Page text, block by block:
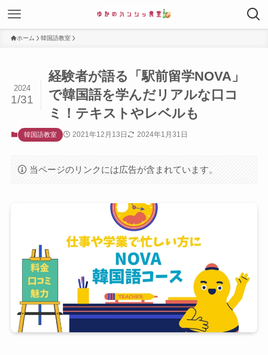
ホーム 韓国語教室
経験者が語る「駅前留学NOVA」
で韓国語を学んだリアルな口コ
ミ！テキストやレベルも
2024
1/31
韓国語教室 2021年12月13日 2024年1月31日
当ページのリンクには広告が含まれています。